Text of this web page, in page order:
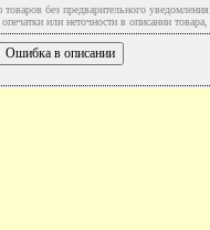
без предварительного уведомления.
или неточности в описании товара,